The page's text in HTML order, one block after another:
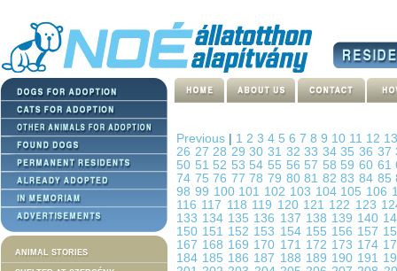
ANIMAL STORIES
Previous 1 2 3 4 5 6 7 8 9 10 11 12
26 2728 293031 3233 343536 37
50 51 52 53 54 55 56 57 58 5960 61
74 7576 777879 8081 828384 85
98 99 100 101 102 103 104 105 106
116 117 118 119 120 121 122 123
133 134 135 136 137 138 139 140
150 151 152 153 154 155 156 157
167 168 169 170 171 172 173 174
184 185 186 187 188 189 190 191